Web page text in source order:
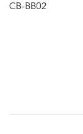
CB-BB02